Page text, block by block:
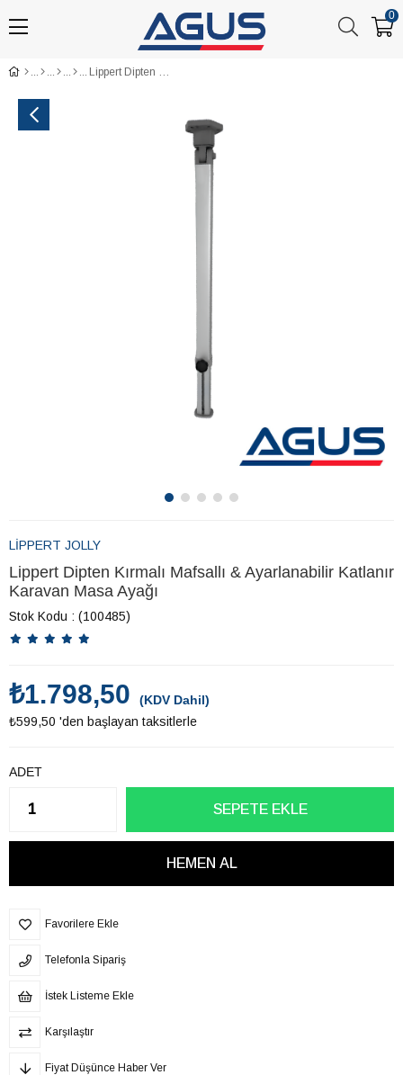
0
Lippert Dipten Kırmalı Mafsallı & Ayarlanabilir Katlanır Karavan Masa Ayağı
LİPPERT JOLLY
Lippert Dipten Kırmalı Mafsallı & Ayarlanabilir Katlanır
Karavan Masa Ayağı
Stok Kodu (100485)
₺1.798,50
(KDV Dahil)
₺599,50 'den başlayan taksitlerle
ADET
Favorilere Ekle
Telefonla Sipariş
İstek Listeme Ekle
Karşılaştır
Fiyat Düşünce Haber Ver